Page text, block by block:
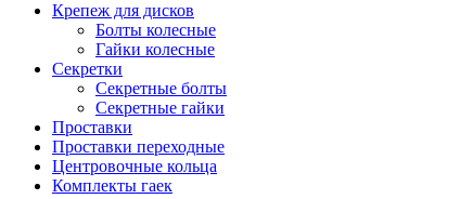
Крепеж для дисков
Болты колесные
Гайки колесные
Секретки
Секретные болты
Секретные гайки
Проставки
Проставки переходные
Центровочные кольца
Комплекты гаек